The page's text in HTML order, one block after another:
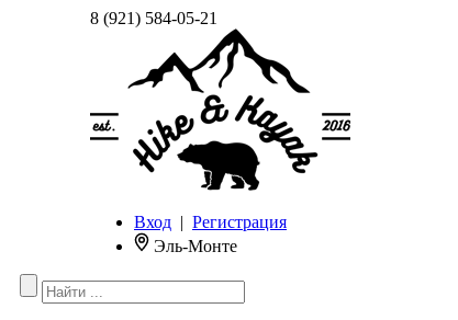
8 (921) 584-05-21
Вход | Регистрация
Эль-Монте